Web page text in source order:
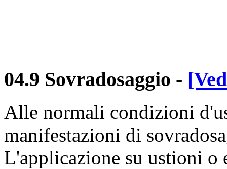
04.9 Sovradosaggio -
Alle normali condizioni
manifestazioni di
L'applicazione su ustioni o